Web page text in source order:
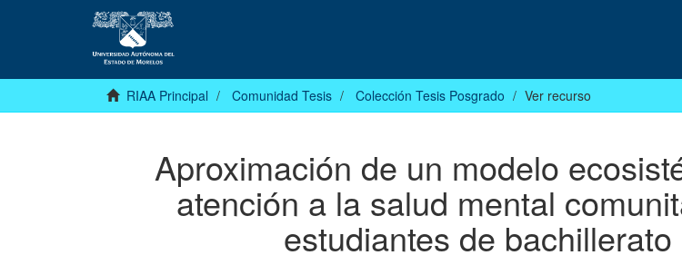
RIAA Principal Comunidad Tesis Colección Tesis Posgrado Ver recurso
Aproximación de un modelo
atención a la salud mental
estudiantes de bachillerato